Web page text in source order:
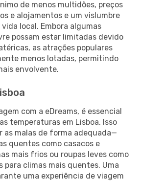
de menos multidões, preços
e alojamentos e um vislumbre
local. Embora algumas
possam estar limitadas devido
as atrações populares
menos lotadas, permitindo
envolvente.
com a eDreams, é essencial
temperaturas em Lisboa. Isso
as malas de forma adequada—
quentes como casacos e
mais frios ou roupas leves como
para climas mais quentes. Uma
uma experiência de viagem